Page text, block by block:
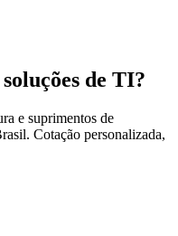
de TI?
e suprimentos de
Cotação personalizada,